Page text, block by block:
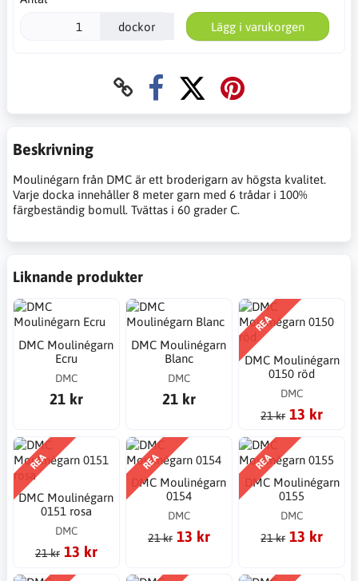
dockor Lägg i varukorgen
Beskrivning
Moulinégarn från DMC är ett broderigarn av högsta kvalitet.
Varje docka innehåller 8 meter garn med 6 trådar i 100%
färgbeständig bomull. Tvättas i 60 grader C.
Liknande produkter
DMC Moulinégarn
Ecru
DMC
21 kr
DMC Moulinégarn
Blanc
DMC
21 kr
REA
DMC Moulinégarn
0150 röd
DMC
21 kr 13 kr
REA
DMC Moulinégarn
0151 rosa
DMC
21 kr 13 kr
REA
DMC Moulinégarn
0154
DMC
21 kr 13 kr
REA
DMC Moulinégarn
0155
DMC
21 kr 13 kr